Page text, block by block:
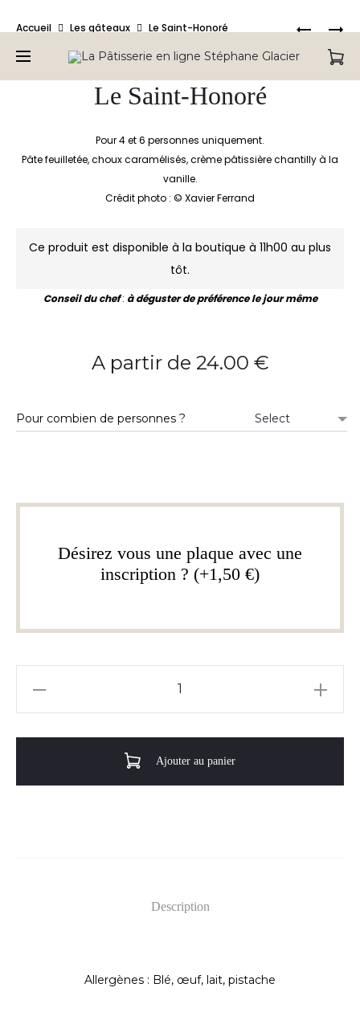
retrouvez tous nos produits.
BREST
Accueil Les gâteaux Le Saint-Honoré
Le Saint-Honoré
Pour 4 et 6 personnes uniquement.
Pâte feuilletée, choux caramélisés, crème pâtissière chantilly à la
vanille.
Crédit photo : © Xavier Ferrand
Ce produit est disponible à la boutique à 11h00 au plus
tôt.
Conseil du chef: à déguster de préférence le jour même
A partir de 24.00 €
Pour combien de personnes ?
Désirez vous une plaque avec une
inscription ? (+1,50 €)
Ajouter au panier
Description
Allergènes : Blé, œuf, lait, pistache